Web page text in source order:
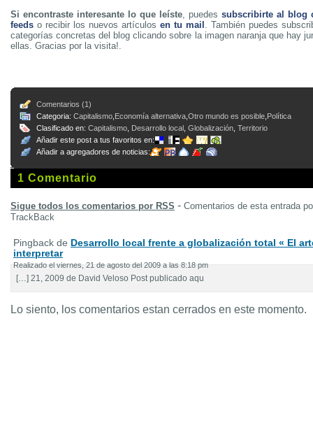
Si encontraste interesante lo que leíste, puedessubscribirte al blog
feeds o recibir los nuevos artículosen tu mail . También puedes
categorías concretas del blog clicando sobre la imagen naranja que hay
ellas. Gracias por la visita!.
Comentarios (1)
Categoria: Capitalismo Economía alternativa Otro mundo es posible Política
Clasificado en: Capitalismo Desarrollo local Globalización Territorio
Añadir este post a tus favoritos en:
Añadir a agregadores de noticias:
1 Comentario
Sigue todos los comentarios por RSS - Comentarios de esta entrada
TrackBack
Pingback de Desarrollo local frente a globalización total « El
interpretar
Realizado el viernes, 21 de agosto del 2009 a las 8:18 pm
[…] 21, 2009 de David Veloso Post publicado aqu
Lo siento, los comentarios estan cerrados en este momento.